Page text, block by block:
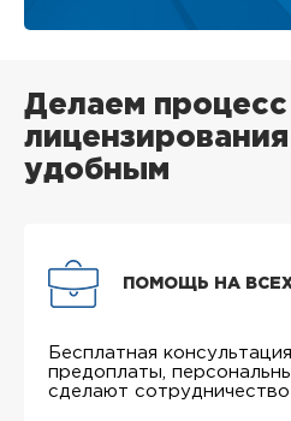
Делаем процесс
удобным
ПОМОЩЬ НА
Бесплатная
предоплаты,
сделают сотрудничество